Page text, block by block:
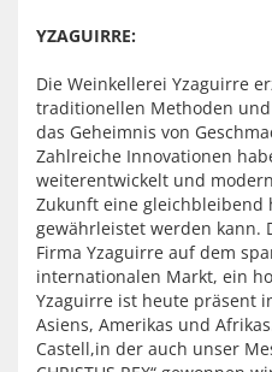
YZAGUIRRE:
Die Weinkellerei Yzaguirre
traditionellen Methoden
das Geheimnis von
Zahlreiche Innovationen
weiterentwickelt und
Zukunft eine gleichbleibend
gewährleistet werden kann.
Firma Yzaguirre auf dem
internationalen Markt, ein
Yzaguirre ist heute präsent
Asiens, Amerikas und
Castell,in der auch unser